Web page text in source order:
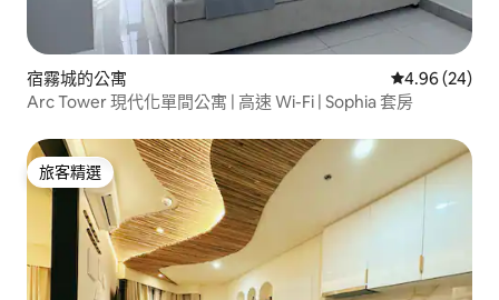
宿霧城的公寓 從 24 則評價
4.96 (24)
Arc Tower 現代化單間公寓 | 高速 Wi-Fi | Sophia 套房
旅客精選
旅客精選